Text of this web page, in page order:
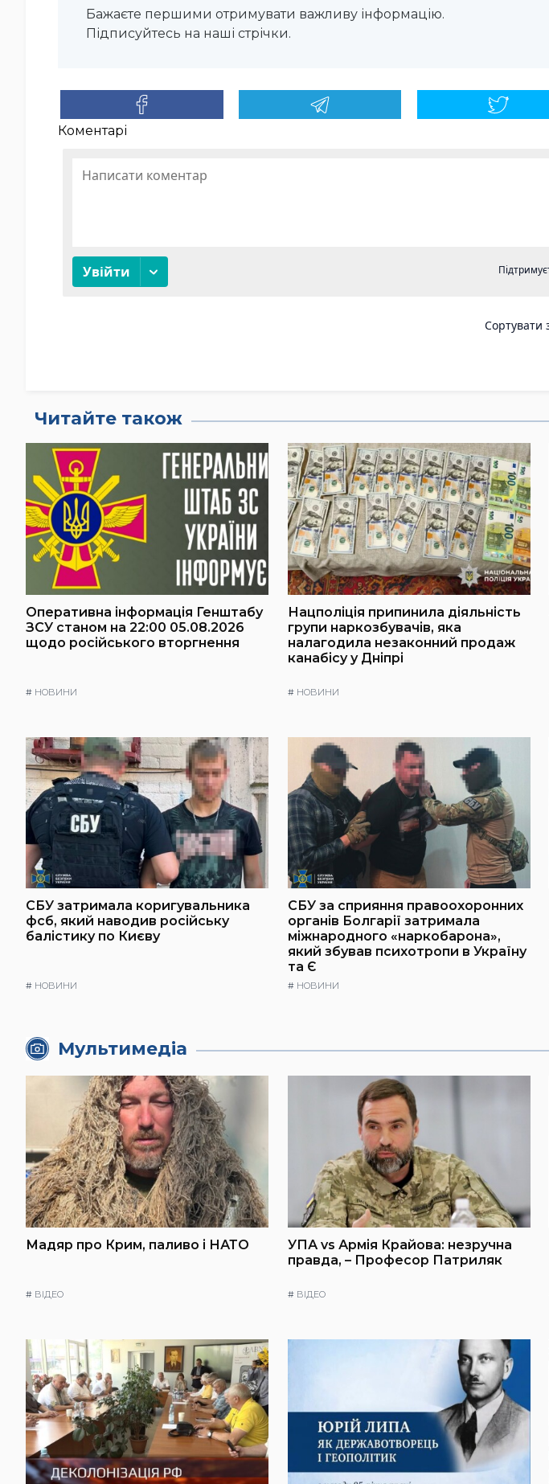
Бажаєте першими отримувати важливу інформацію.
Підписуйтесь на наші стрічки.
Коментарі
Читайте також
Оперативна інформація Генштабу
ЗСУ станом на 22:00 05.08.2026
щодо російського вторгнення
# НОВИНИ
Нацполіція припинила діяльність
групи наркозбувачів, яка
налагодила незаконний продаж
канабісу у Дніпрі
# НОВИНИ
СБУ затримала коригувальника
фсб, який наводив російську
балістику по Києву
# НОВИНИ
СБУ за сприяння правоохоронних
органів Болгарії затримала
міжнародного «наркобарона»,
який збував психотропи в Україну
та Є
# НОВИНИ
Мультимедіа
Мадяр про Крим, паливо і НАТО
# ВІДЕО
УПА vs Армія Крайова: незручна
правда, – Професор Патриляк
# ВІДЕО